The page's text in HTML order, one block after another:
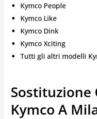
Kymco People
Kymco Like
Kymco Dink
Kymco Xciting
Tutti gli altri modelli
Sostituzione
Kymco A